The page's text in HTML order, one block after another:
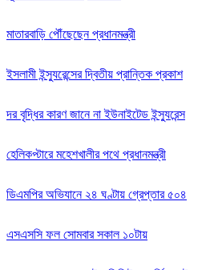
মাতারবাড়ি পৌঁছেছেন প্রধানমন্ত্রী
ইসলামী ইন্স্যুরেন্সের দ্বিতীয় প্রান্তিক প্রকাশ
দর বৃদ্ধির কারণ জানে না ইউনাইটেড ইন্স্যুরেন্স
হেলিকপ্টারে মহেশখালীর পথে প্রধানমন্ত্রী
ডিএমপির অভিযানে ২৪ ঘণ্টায় গ্রেপ্তার ৫০৪
এসএসসি ফল সোমবার সকাল ১০টায়